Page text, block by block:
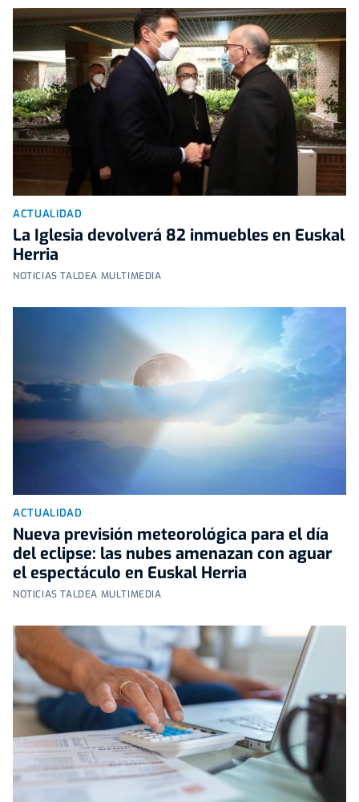
ACTUALIDAD
La Iglesia devolverá 82 inmuebles en Euskal
Herria
NOTICIAS TALDEA MULTIMEDIA
ACTUALIDAD
Nueva previsión meteorológica para el día
del eclipse: las nubes amenazan con aguar
el espectáculo en Euskal Herria
NOTICIAS TALDEA MULTIMEDIA